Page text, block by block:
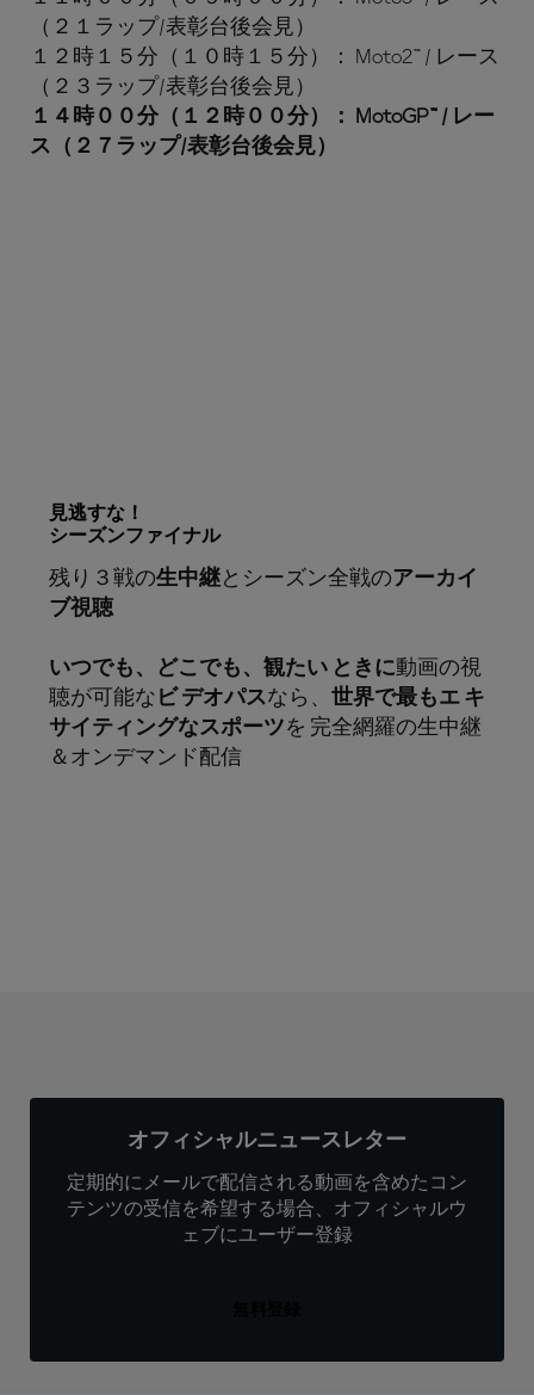
（２１ラップ/表彰台後会見）
１２時１５分（１０時１５分）： Moto2™ / レース
（２３ラップ/表彰台後会見）
１４時００分（１２時００分）： MotoGP™ / レー
ス（２７ラップ/表彰台後会見）
見逃すな！
シーズンファイナル
残り３戦の生中継とシーズン全戦のアーカイ
ブ視聴
いつでも、どこでも、観たい ときに動画の視
聴が可能な ビ デオパスなら、 世界で最もエ キ
サイティングなスポーツを 完全網羅の生中継
＆オンデマンド配信
オフィシャルニュースレター
定期的にメールで配信される動画を含めたコン
テンツの受信を希望する場合、オフィシャルウ
ェブにユーザー登録